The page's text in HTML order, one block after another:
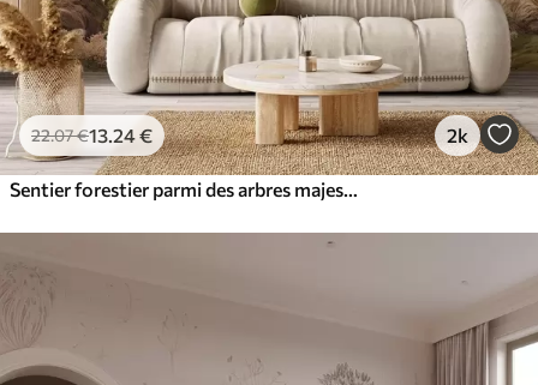
22.07€13 .24€ 2k